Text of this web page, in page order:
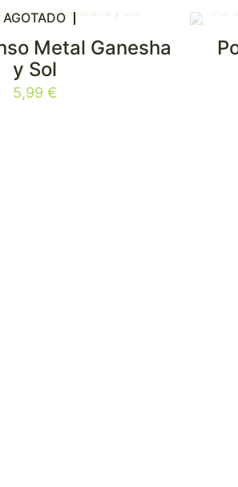
AGOTADO
Metal Ganesha
y Sol
5,99 €